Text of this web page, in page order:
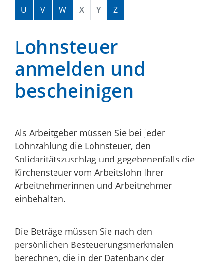
U
V W X Y Z
Lohnsteuer
anmelden und
bescheinigen
Als Arbeitgeber müssen Sie bei jeder
Lohnzahlung die Lohnsteuer, den
Solidaritätszuschlag und gegebenenfalls die
Kirchensteuer vom Arbeitslohn Ihrer
Arbeitnehmerinnen und Arbeitnehmer
einbehalten.
Die Beträge müssen Sie nach den
persönlichen Besteuerungsmerkmalen
berechnen, die in der Datenbank der